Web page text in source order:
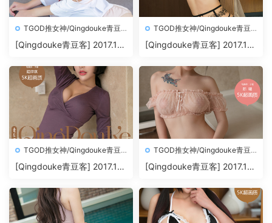
TGOD推女神/Qingdouke青豆
客
[Qingdouke青豆客] 2017.11.
TGOD推女神/Qingdouke青豆
客
[Qingdouke青豆客] 2017.11.
TGOD推女神/Qingdouke青豆
客
[Qingdouke青豆客] 2017.11.
TGOD推女神/Qingdouke青豆
客
[Qingdouke青豆客] 2017.11.